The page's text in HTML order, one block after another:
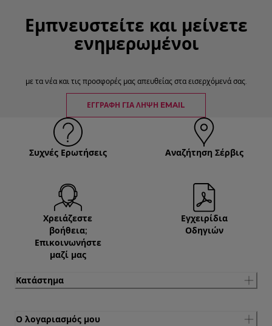
Εμπνευστείτε και μείνετε
ενημερωμένοι
με τα νέα και τις προσφορές μας απευθείας στα εισερχόμενά σας.
ΕΓΓΡΑΦΉ ΓΙΑ ΛΉΨΗ EMAIL
Συχνές Ερωτήσεις Αναζήτηση Σέρβις
Χρειάζεστε
βοήθεια;
Επικοινωνήστε
μαζί μας
Εγχειρίδια
Οδηγιών
Κατάστημα
Ο λογαριασμός μου